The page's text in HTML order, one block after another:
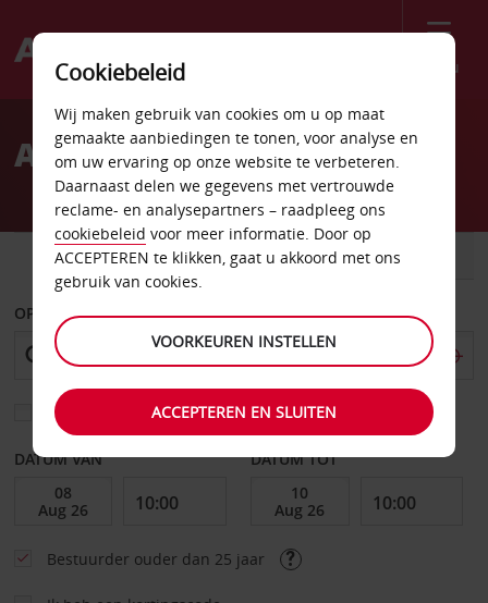
Menu
Welcome
AvisAutoverhuur Merriam
AUTO BESTELWAGEN
OPHALEN OP
Kies een ander afleverpunt
DATUM VAN DATUM TOT
Bestuurder ouder dan 25 jaar
Cookiebeleid
Wij maken gebruik van cookies om u op maat
gemaakte aanbiedingen te tonen, voor analyse en
om uw ervaring op onze website te verbeteren.
Daarnaast delen we gegevens met vertrouwde
reclame- en analysepartners – raadpleeg ons
cookiebeleid voor meer informatie. Door op
ACCEPTEREN te klikken, gaat u akkoord met ons
gebruik van cookies.
VOORKEUREN INSTELLEN
ACCEPTEREN EN SLUITEN